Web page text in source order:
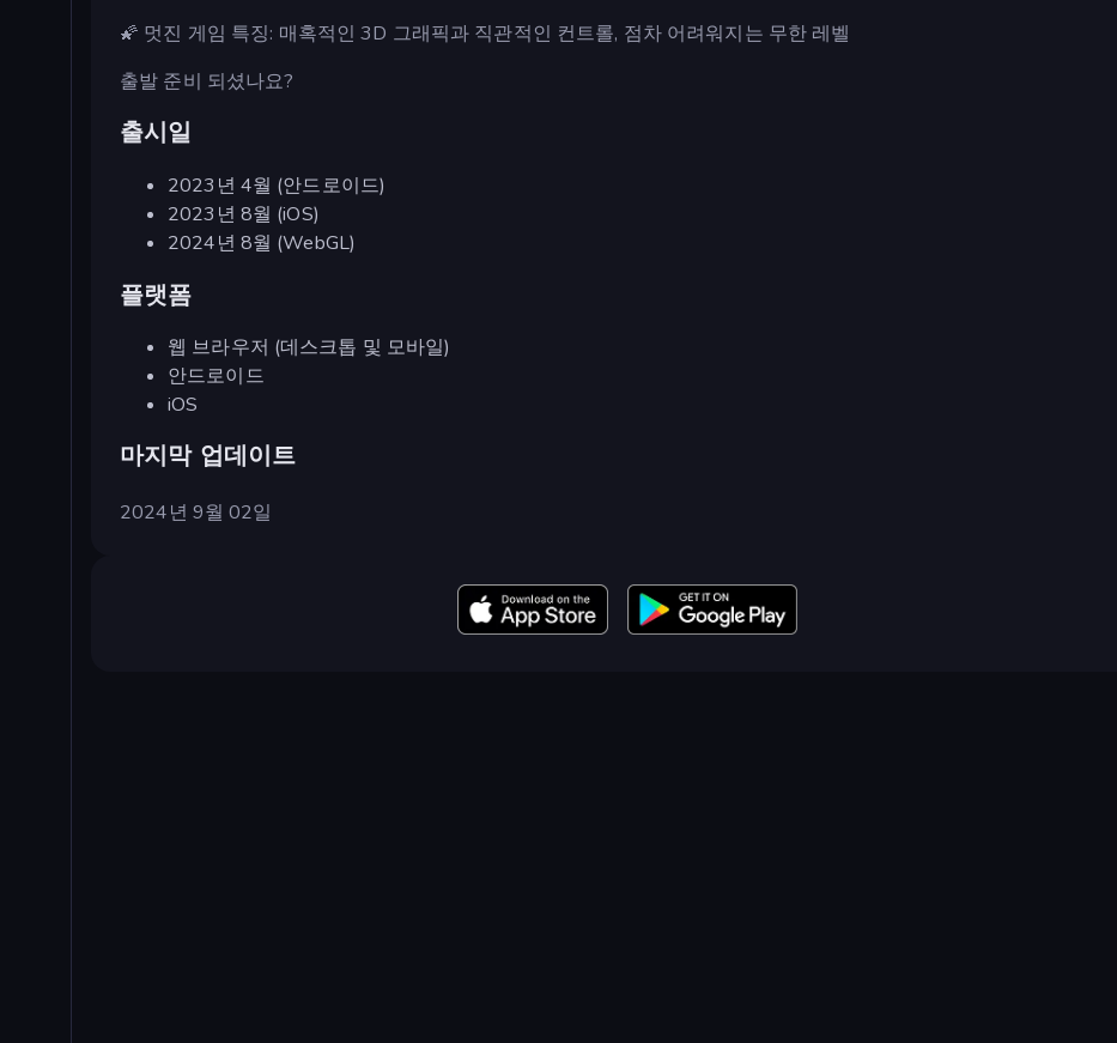
🌠 멋진 게임 특징: 매혹적인 3D 그래픽과 직관적인 컨트롤, 점차 어려워지는 무한 레벨
출발 준비 되셨나요?
출시일
2023년 4월 (안드로이드)
2023년 8월 (iOS)
2024년 8월 (WebGL)
플랫폼
웹 브라우저 (데스크톱 및 모바일)
안드로이드
iOS
마지막 업데이트
2024년 9월 02일